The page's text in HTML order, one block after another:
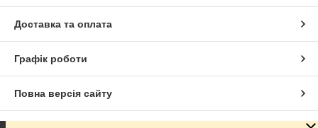
Доставка та оплата
Графік роботи
Повна версія сайту